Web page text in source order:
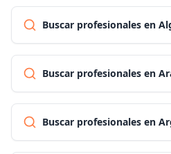
Buscar profesionales en
Buscar profesionales en
Buscar profesionales en